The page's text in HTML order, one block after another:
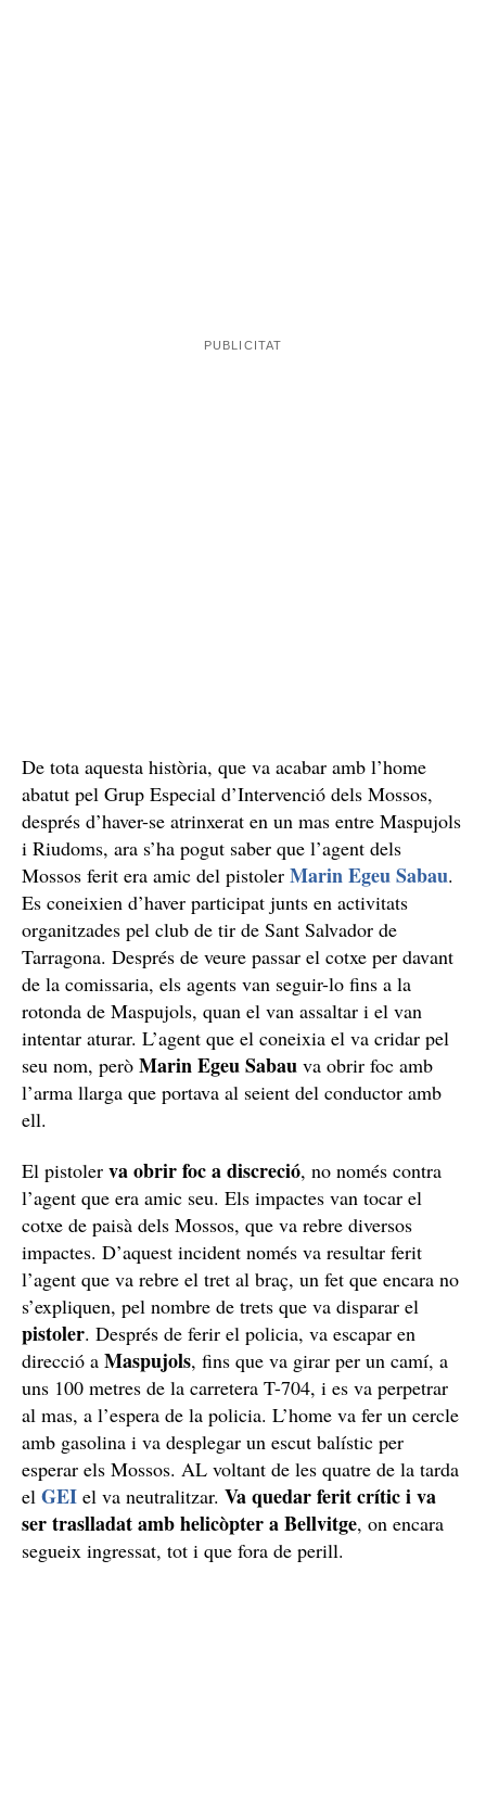
De tota aquesta història, que va acabar amb l’home
abatut pel Grup Especial d’Intervenció dels Mossos,
després d’haver-se atrinxerat en un mas entre Maspujols
i Riudoms, ara s’ha pogut saber que l’agent dels
Mossos ferit era amic del pistoler Marin Egeu Sabau.
Es coneixien d’haver participat junts en activitats
organitzades pel club de tir de Sant Salvador de
Tarragona. Després de veure passar el cotxe per davant
de la comissaria, els agents van seguir-lo fins a la
rotonda de Maspujols, quan el van assaltar i el van
intentar aturar. L’agent que el coneixia el va cridar pel
seu nom, però Marin Egeu Sabau va obrir foc amb
l’arma llarga que portava al seient del conductor amb
ell.